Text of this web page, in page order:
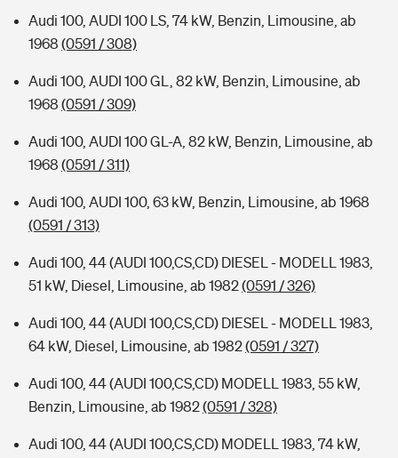
Audi 100, AUDI 100 LS, 74 kW, Benzin, Limousine, ab
1968 (0591 / 308)
Audi 100, AUDI 100 GL, 82 kW, Benzin, Limousine, ab
1968 (0591 / 309)
Audi 100, AUDI 100 GL-A, 82 kW, Benzin, Limousine, ab
1968 (0591 / 311)
Audi 100, AUDI 100, 63 kW, Benzin, Limousine, ab 1968
(0591 / 313)
Audi 100, 44 (AUDI 100,CS,CD) DIESEL - MODELL 1983,
51 kW, Diesel, Limousine, ab 1982(0591 / 326)
Audi 100, 44 (AUDI 100,CS,CD) DIESEL - MODELL 1983,
64 kW, Diesel, Limousine, ab 1982(0591 / 327)
Audi 100, 44 (AUDI 100,CS,CD) MODELL 1983, 55 kW,
Benzin, Limousine, ab 1982(0591 / 328)
Audi 100, 44 (AUDI 100,CS,CD) MODELL 1983, 74 kW,